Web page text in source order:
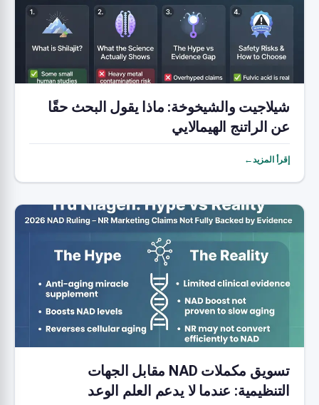
شيلاجيت والشيخوخة: ماذا يقول البحث حقًا
عن الراتنج الهيمالايي
إقرأ المزيد←
تسويق مكملات NAD مقابل الجهات
التنظيمية: عندما لا يدعم العلم الوعد